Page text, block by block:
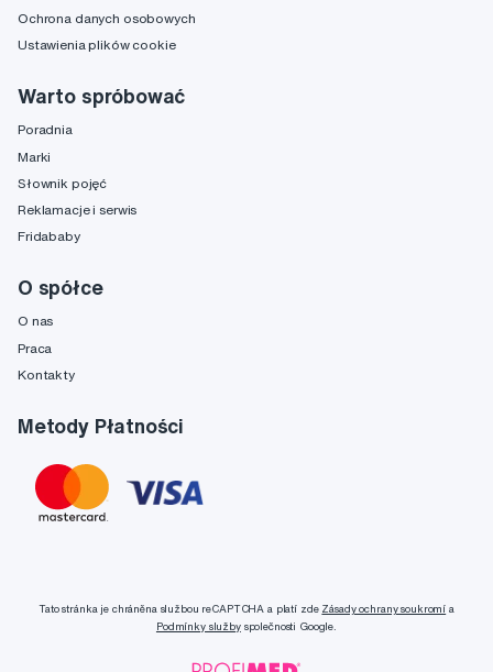
Ochrona danych osobowych
Ustawienia plików cookie
Warto spróbować
Poradnia
Marki
Słownik pojęć
Reklamacje i serwis
Fridababy
O spółce
O nas
Praca
Kontakty
Metody Płatności
Tato stránka je chráněna službou reCAPTCHA a platí zde Zásady ochrany soukromí a
Podmínky službyspolečnosti Google.